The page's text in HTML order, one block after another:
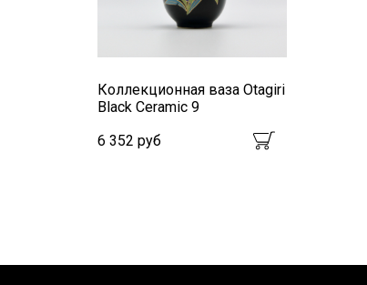
Коллекционная ваза Otagiri
Black Ceramic 9
6 352 руб